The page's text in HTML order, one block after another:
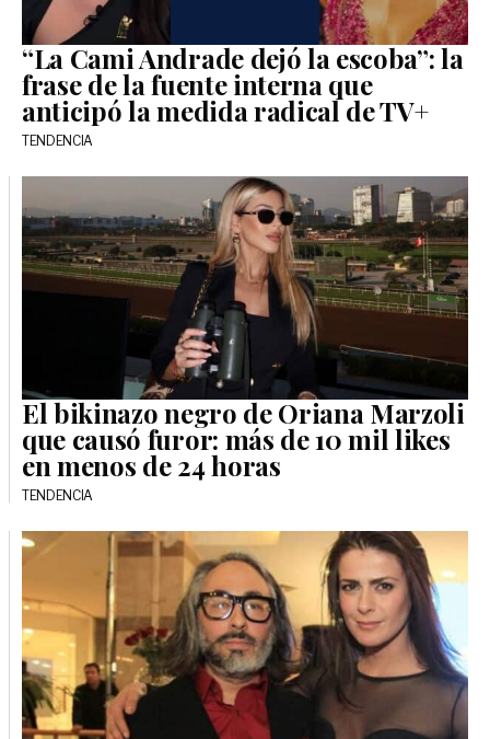
“La Cami Andrade dejó la escoba”: la
frase de la fuente interna que
anticipó la medida radical de TV+
TENDENCIA
El bikinazo negro de Oriana Marzoli
que causó furor: más de 10 mil likes
en menos de 24 horas
TENDENCIA